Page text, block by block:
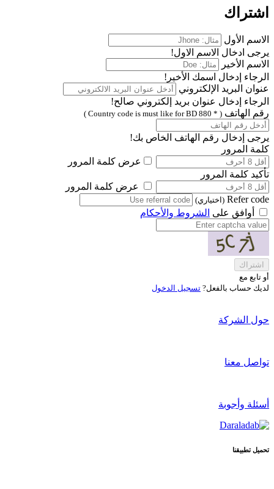
اشتراك
الاسم الأول
يرجى ادخال الاسم الاول!
الاسم الأخير
الرجاء إدخال اسمك الأخير!
عنوان البريد الإلكتروني
الرجاء إدخال عنوان بريد إلكتروني صالح!
رقم الهاتف ( * Country code is must like for BD 880 )
يرجى إدخال رقم الهاتف الخاص بك!
كلمة المرور
عرض كلمة المرور
تأكيد كلمة المرور
عرض كلمة المرور
Refer code (اختياري)
أوافق على الشروط والأحكام
اشتراك
أو تابع مع
لديك حساب بالفعل? تسجيل الدخول
حول الشركة
تواصل معنا
أسئلة وأجوبة
تحميل تطبيقنا